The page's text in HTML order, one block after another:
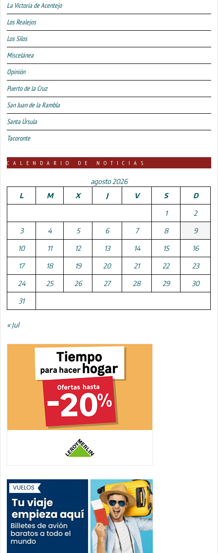
La Victoria de Acentejo
Los Realejos
Los Silos
Miscelánea
Opinión
Puerto de la Cruz
San Juan de la Rambla
Santa Úrsula
Tacoronte
CALENDARIO DE NOTICIAS
agosto 2026
L
M X J V S D
1 2
3 4 5 6 7 8 9
10 11 12 13 14 15 16
17 18 19 20 21 22 23
24 25 26 27 28 29 30
31
« Jul